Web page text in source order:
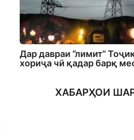
Дар давраи “лимит”
хориҷа чӣ қадар барқ
ХАБАРҲОИ